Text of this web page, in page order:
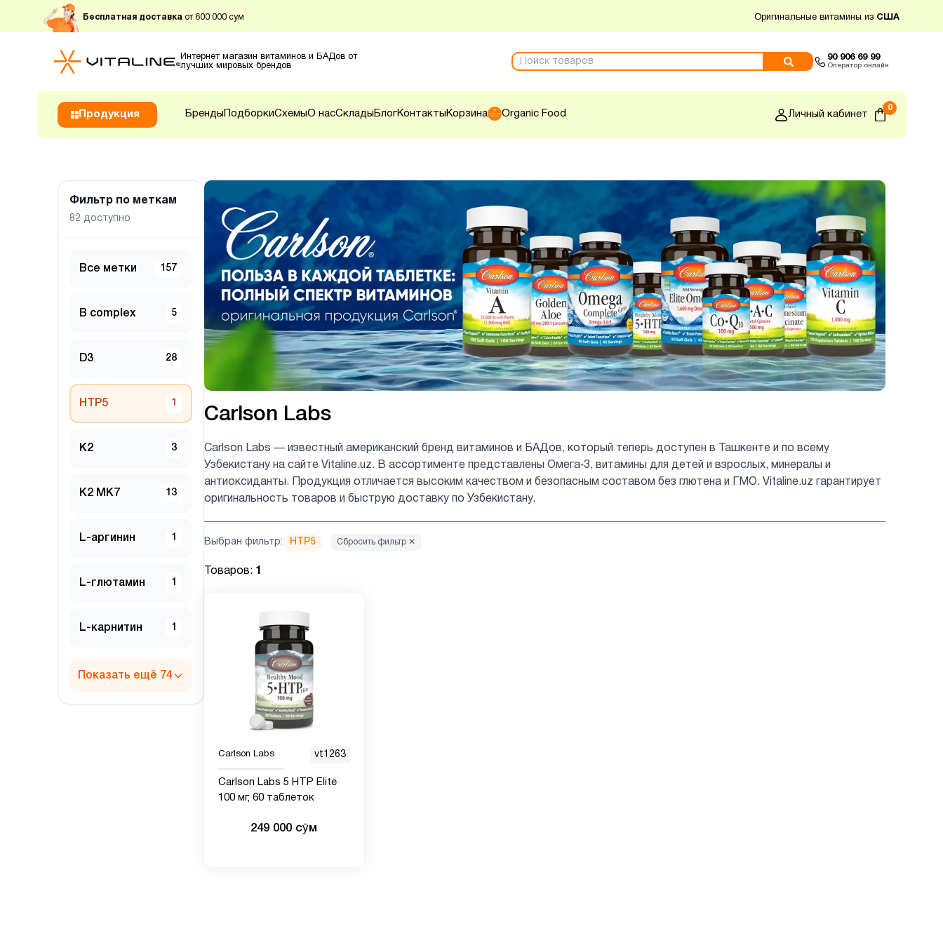
Бесплатная доставка от 600 000 сум Оригинальные витамины из США
Интернет магазин витаминов и БАДов от
лучших мировых брендов
90 906 69 99
Оператор онлайн
Продукция Бренды ПодборкиСхемыО насСклады БлогКонтакты Корзина Organic Food Личный кабинет
0
Фильтр по меткам
82 доступно
Все метки 157
B complex 5
D3 28
HTP5 1
K2 3
K2 MK7 13
L-аргинин 1
L-глютамин 1
L-карнитин 1
Показать ещё 74
Carlson Labs
Carlson Labs — известный американский бренд витаминов и БАДов, который теперь доступен в Ташкенте и по всему
Узбекистану на сайте Vitaline.uz. В ассортименте представлены Омега‑3, витамины для детей и взрослых, минералы и
антиоксиданты. Продукция отличается высоким качеством и безопасным составом без глютена и ГМО. Vitaline.uz гарантирует
оригинальность товаров и быструю доставку по Узбекистану.
Выбран фильтр: HTP5 Сбросить фильтр ✕
Товаров: 1
Carlson Labs vt1263
Carlson Labs 5 HTP Elite
100 мг, 60 таблеток
249 000 сӯм